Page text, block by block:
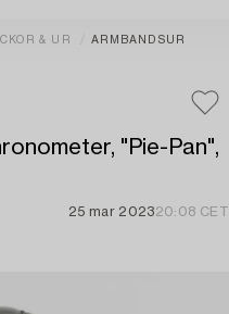
& UR ARMBANDSUR
"Pie-Pan",
25 mar 202320:08 CET